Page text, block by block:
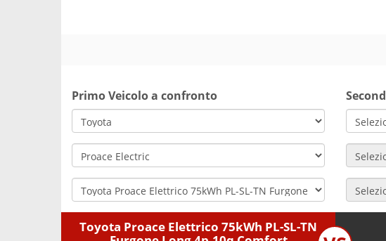
Primo Veicolo a confronto
Toyota Proace Elettrico 75kWh PL-SL-TN